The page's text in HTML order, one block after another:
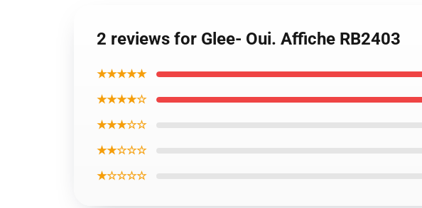
2 reviews for Glee- Oui. Affiche RB2403
★★★★★
★★★★☆
★★★☆☆
★★☆☆☆
★☆☆☆☆